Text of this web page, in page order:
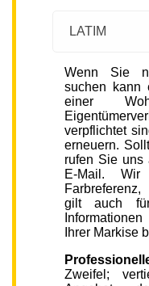
LATIM
Wenn Sie
suchen
einer
verpflichtet
erneuern.
rufen Sie uns
E-Mail.
gilt auch
Ihrer Markise
Zweifel;